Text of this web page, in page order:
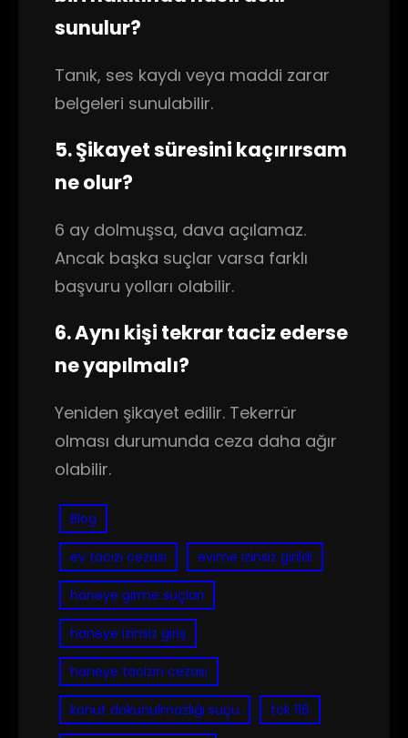
sunulur?
Tanık, ses kaydı veya maddi zarar
belgeleri sunulabilir.
5. Şikayet süresini kaçırırsam
ne olur?
6 ay dolmuşsa, dava açılamaz.
Ancak başka suçlar varsa farklı
başvuru yolları olabilir.
6. Aynı kişi tekrar taciz ederse
ne yapılmalı?
Yeniden şikayet edilir. Tekerrür
olması durumunda ceza daha ağır
olabilir.
Blog
ev tacizi cezası evime izinsiz girildi
haneye girme suçları
haneye izinsiz giriş
haneye tacizin cezası
konut dokunulmazlığı suçu tck 116